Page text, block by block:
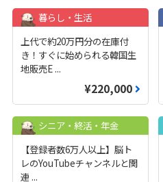
暮らし・生活
上代で約20万円分の在庫付
き！すぐに始められる韓国生
地販売E ...
¥220,000
シニア・終活・年金
【登録者数6万人以上】脳ト
レのYouTubeチャンネルと関
連 ...